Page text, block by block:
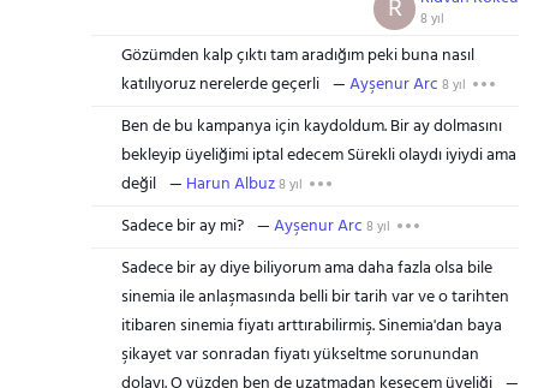
8 yıl
R
Gözümden kalp çıktı tam aradığım peki buna nasıl
katılıyoruz nerelerde geçerli
Ayşenur Arc 8 yıl
Ben de bu kampanya için kaydoldum. Bir ay dolmasını
bekleyip üyeliğimi iptal edecem Sürekli olaydı iyiydi ama
değil
Harun Albuz8 yıl
Sadece bir ay mi? Ayşenur Arc 8 yıl
Sadece bir ay diye biliyorum ama daha fazla olsa bile
sinemia ile anlaşmasında belli bir tarih var ve o tarihten
itibaren sinemia fiyatı arttırabilirmiş. Sinemia'dan baya
şikayet var sonradan fiyatı yükseltme sorunundan